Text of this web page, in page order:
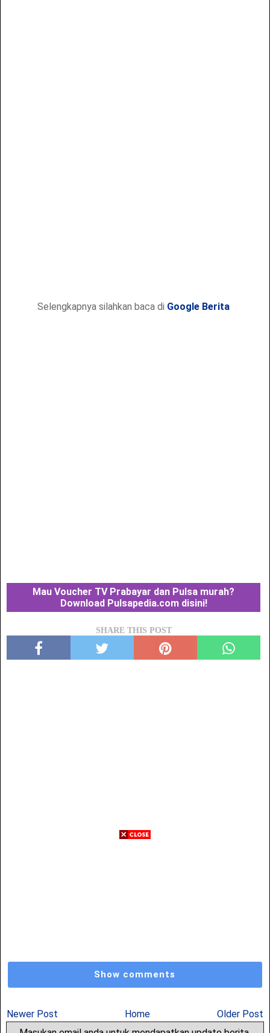
Selengkapnya silahkan baca di Google Berita
Mau Voucher TV Prabayar dan Pulsa murah?
Download Pulsapedia.com disini!
SHARE THIS POST
Show comments
Newer Post Home
Older Post